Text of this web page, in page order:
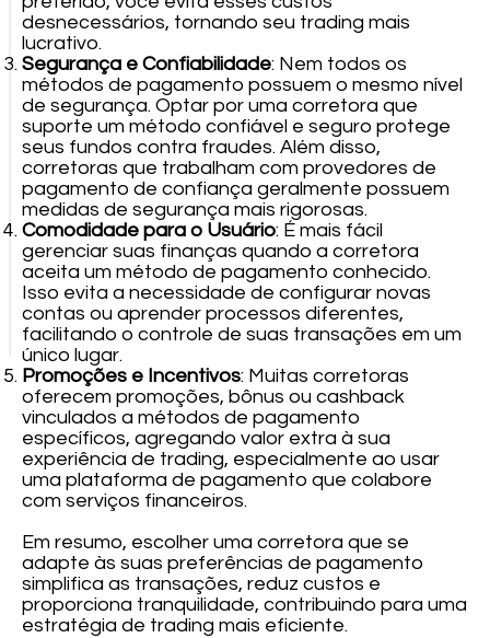
desnecessários, tornando seu trading mais
lucrativo.
Segurança e Confiabilidade: Nem todos os
métodos de pagamento possuem o mesmo nível
de segurança. Optar por uma corretora que
suporte um método confiável e seguro protege
seus fundos contra fraudes. Além disso,
corretoras que trabalham com provedores de
pagamento de confiança geralmente possuem
medidas de segurança mais rigorosas.
Comodidade para o Usuário: É mais fácil
gerenciar suas finanças quando a corretora
aceita um método de pagamento conhecido.
Isso evita a necessidade de configurar novas
contas ou aprender processos diferentes,
facilitando o controle de suas transações em um
único lugar.
Promoções e Incentivos: Muitas corretoras
oferecem promoções, bônus ou cashback
vinculados a métodos de pagamento
específicos, agregando valor extra à sua
experiência de trading, especialmente ao usar
uma plataforma de pagamento que colabore
com serviços financeiros.
Em resumo, escolher uma corretora que se
adapte às suas preferências de pagamento
simplifica as transações, reduz custos e
proporciona tranquilidade, contribuindo para uma
estratégia de trading mais eficiente.